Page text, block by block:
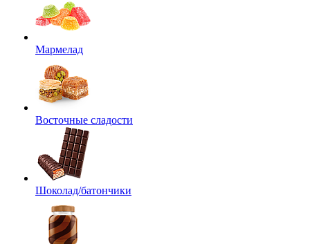
Мармелад
Восточные сладости
Шоколад/батончики